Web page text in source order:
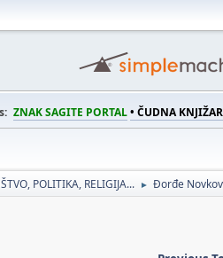
ZNAK SAGITE PORTAL• ČUDNA
POLITIKA, RELIGIJA... ► Đorđe